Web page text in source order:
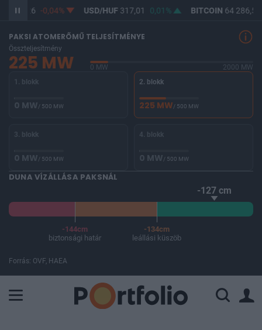
365,26 -0,04% USD/HUF317,01 0,01% BITCOIN 64 286,53
PAKSI ATOMERŐMŰ TELJESÍTMÉNYE
Összteljesítmény
225 MW 0 MW
2000 MW
1. blokk
0 MW/ 500 MW
2. blokk
225 MW/ 500 MW
3. blokk
0 MW/ 500 MW
4. blokk
0 MW/ 500 MW
DUNA VÍZÁLLÁSA PAKSNÁL
-127 cm
-144cm
biztonsági határ
-134cm
leállási küszöb
Forrás: OVF, HAEA